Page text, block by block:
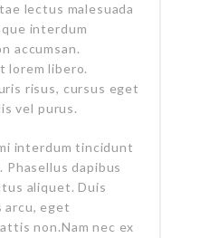
lectus malesuada
interdum
accumsan.
lorem libero.
risus, cursus eget
vel purus.
interdum tincidunt
dapibus
aliquet. Duis
arcu, eget
non.Nam nec ex